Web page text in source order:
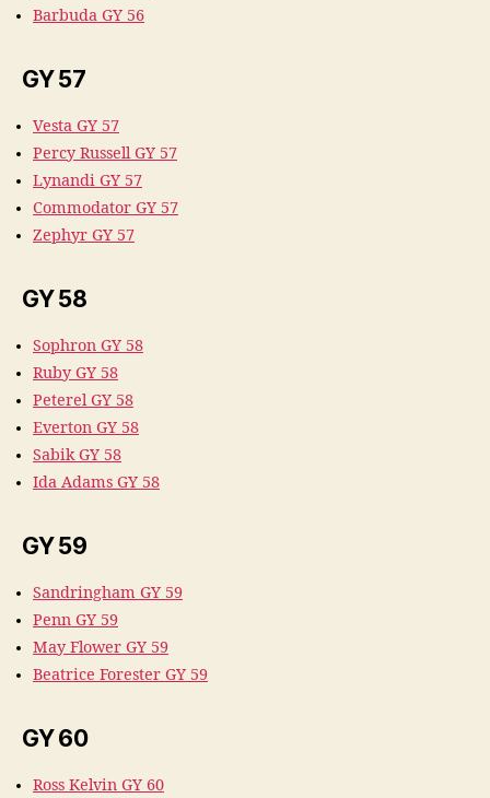
Barbuda GY 56
GY 57
Vesta GY 57
Percy Russell GY 57
Lynandi GY 57
Commodator GY 57
Zephyr GY 57
GY 58
Sophron GY 58
Ruby GY 58
Peterel GY 58
Everton GY 58
Sabik GY 58
Ida Adams GY 58
GY 59
Sandringham GY 59
Penn GY 59
May Flower GY 59
Beatrice Forester GY 59
GY 60
Ross Kelvin GY 60